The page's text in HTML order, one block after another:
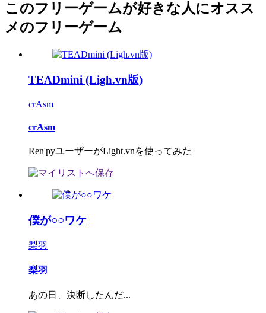
このフリーゲームが好きな人にオスス
メのフリーゲーム
TEADmini (Ligh.vn版)
crAsm
crAsm
Ren'pyユーザーがLight.vnを使ってみた
僕が○○ワケ
梨羽
梨羽
あの日、決断したんだ...